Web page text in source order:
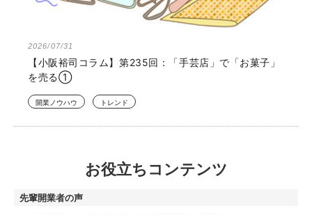
2026/07/31
【小阪裕司コラム】第235回：「手芸店」で「お菓子」
を売る①
開業ノウハウ トレンド
お役立ちコンテンツ
先輩開業者の声